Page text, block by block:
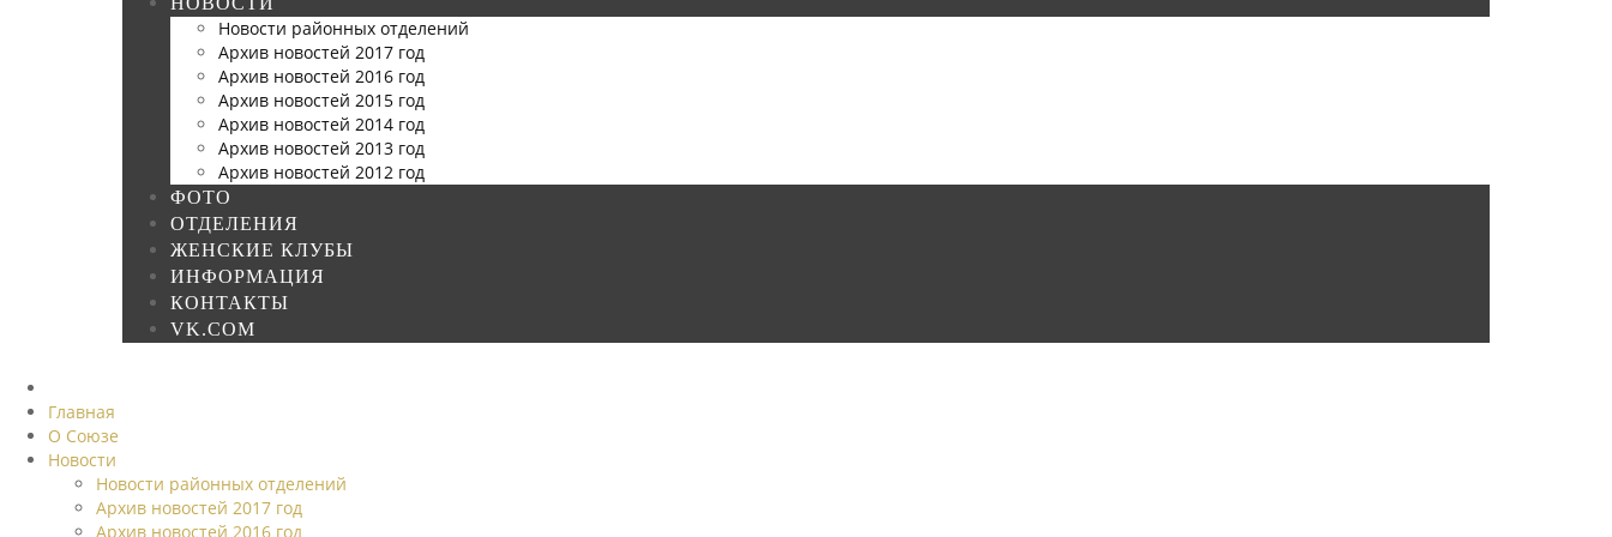
Новости районных отделений
Архив новостей 2017 год
Архив новостей 2016 год
Архив новостей 2015 год
Архив новостей 2014 год
Архив новостей 2013 год
Архив новостей 2012 год
ФОТО
ОТДЕЛЕНИЯ
ЖЕНСКИЕ КЛУБЫ
ИНФОРМАЦИЯ
КОНТАКТЫ
VK.COM
Главная
О Союзе
Новости
Новости районных отделений
Архив новостей 2017 год
Архив новостей 2016 год